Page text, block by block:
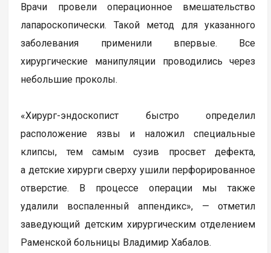
Врачи провели операционное вмешательство
лапароскопически. Такой метод для указанного
заболевания применили впервые. Все
хирургические манипуляции проводились через
небольшие проколы.
«Хирург-эндоскопист быстро определил
расположение язвы и наложил специальные
клипсы, тем самым сузив просвет дефекта,
а детские хирурги сверху ушили перфорированное
отверстие. В процессе операции мы также
удалили воспаленный аппендикс», — отметил
заведующий детским хирургическим отделением
Раменской больницы Владимир Хабалов.